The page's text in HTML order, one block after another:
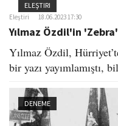
ELEŞTIRI
Eleştiri 18.06.2023 17:30
Yılmaz Özdil'in
Yılmaz Özdil,
bir yazı yayımlamıştı,
DENEME